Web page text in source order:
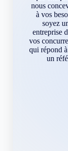
nous
à vos
soyez
entreprise
vos
qui répond
un